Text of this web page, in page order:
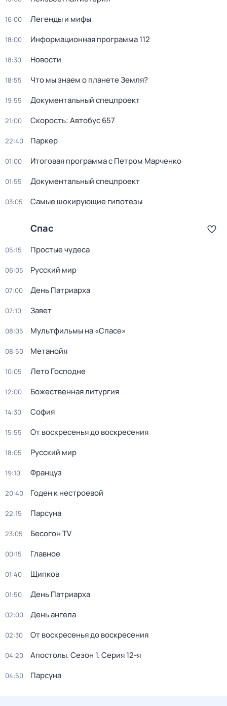
16:00 Легенды и мифы
18:00 Информационная программа 112
18:30 Новости
18:55 Что мы знаем о планете Земля?
19:55 Документальный спецпроект
21:00 Скорость: Автобус 657
22:40 Пapкер
01:00 Итоговая программа с Петром Марченко
01:55 Документальный спецпроект
03:05 Самые шoкиpующие гипотезы
Спас
05:15 Простые чудеса
06:05 Русский мир
07:00 День Патриарха
07:10 Завет
08:05 Мультфильмы на «Спасе»
08:50 Метанойя
10:05 Лето Господне
12:00 Божественная литургия
14:30 София
15:55 От воскресенья до воскресения
18:05 Русский мир
19:10 Француз
20:40 Годен к нестроевой
22:15 Парсуна
23:05 Бесогон TV
00:15 Главное
01:40 Щипков
01:50 День Патриарха
02:00 День ангела
02:30 От воскресенья до воскресения
04:20 Апостолы. Сезон 1. Серия 12-я
04:50 Парсуна